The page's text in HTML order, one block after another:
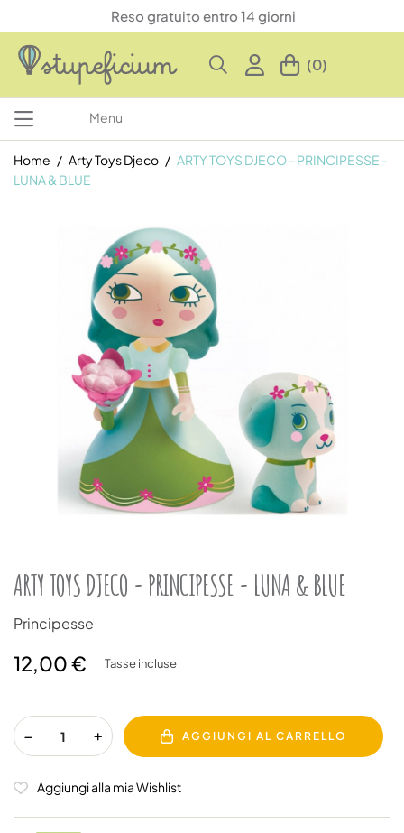
Reso gratuito entro 14 giorni
(0)
Menu
Home Arty Toys Djeco
ARTY TOYS DJECO - PRINCIPESSE -
LUNA & BLUE
ARTY TOYS DJECO - PRINCIPESSE - LUNA & BLUE
Principesse
12,00 € Tasse incluse
AGGIUNGI AL CARRELLO
Aggiungi alla mia Wishlist